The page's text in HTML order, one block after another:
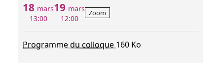
18 mars
13:00
19 mars
12:00
Zoom
Programme du colloque 160 Ko